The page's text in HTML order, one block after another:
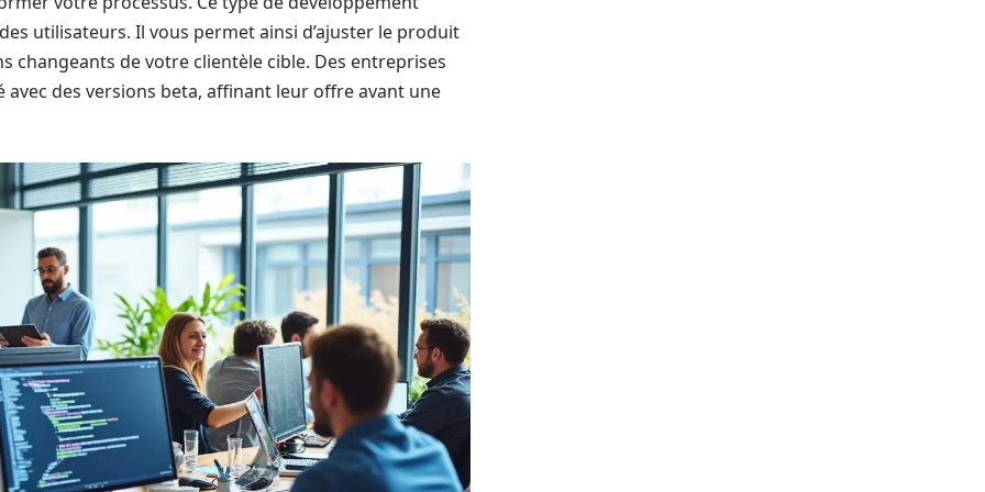
utilisateurs. Il vous permet ainsi d’ajuster le produit
changeants de votre clientèle cible. Des entreprises
des versions beta, affinant leur offre avant une